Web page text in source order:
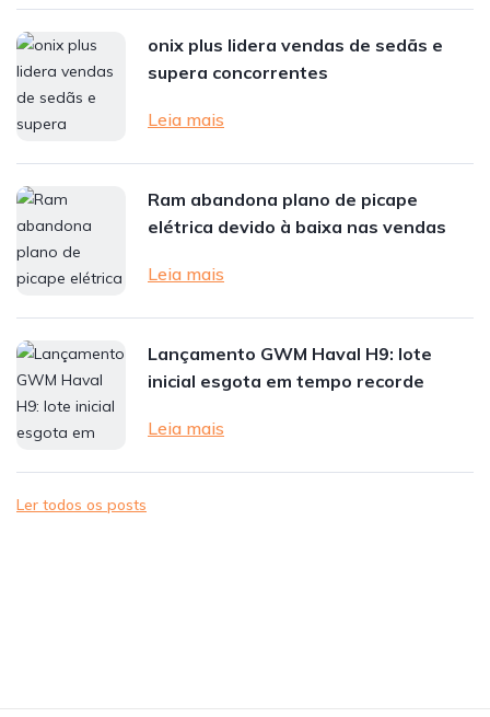
onix plus lidera vendas de sedãs e
supera concorrentes
Leia mais
Ram abandona plano de picape
elétrica devido à baixa nas vendas
Leia mais
Lançamento GWM Haval H9: lote
inicial esgota em tempo recorde
Leia mais
Ler todos os posts